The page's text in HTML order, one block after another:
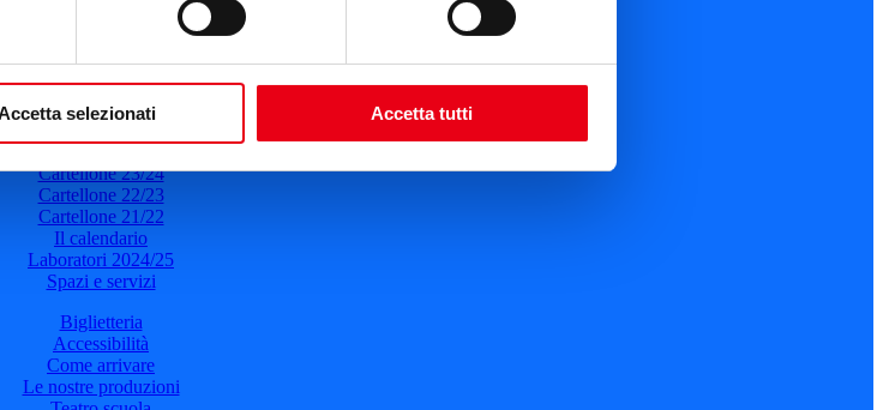
selezionati Accetta tutti
Cartellone 26/27
Cartellone 23/24
Cartellone 22/23
Cartellone 21/22
Il calendario
Laboratori 2024/25
Spazi e servizi
Biglietteria
Accessibilità
Come arrivare
Le nostre produzioni